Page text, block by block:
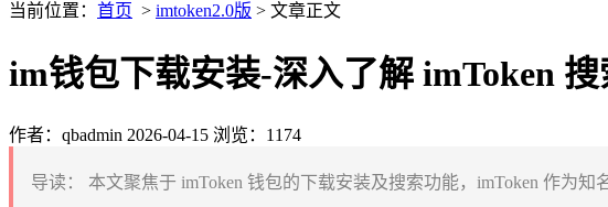
当前位置： 首页 > imtoken2.0版 > 文章正文
im钱包下载安装-深入了解 imToken
作者：qbadmin 2026-04-15 浏览：1174
导读：
本文聚焦于 imToken 钱包的下载安装及搜索功能，imToken 作为